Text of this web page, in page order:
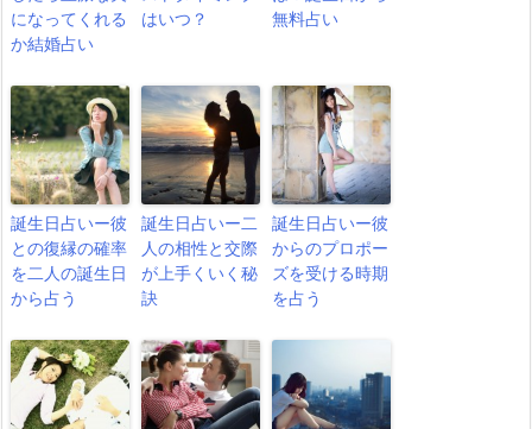
になってくれる
か結婚占い
はいつ？
無料占い
誕生日占いー彼
との復縁の確率
を二人の誕生日
から占う
誕生日占いー二
人の相性と交際
が上手くいく秘
訣
誕生日占いー彼
からのプロポー
ズを受ける時期
を占う